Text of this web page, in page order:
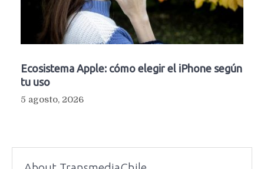
Ecosistema Apple: cómo elegir el iPhone según
tu uso
5 agosto, 2026